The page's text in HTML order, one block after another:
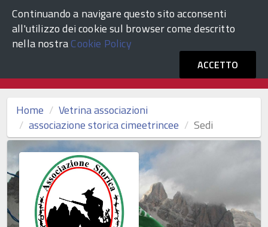
Continuando a navigare questo sito acconsenti
all'utilizzo dei cookie sul browser come descritto
nella nostraCookie Policy
ACCETTO
Comune di Venezia ACCEDI
Vetrina Associazioni Culturali
Home
Vetrina associazioni
associazione storica cimeetrincee
Sedi